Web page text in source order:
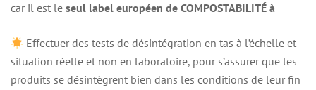
car il est le seul label européen de COMPOSTABILITÉ à
Effectuer des tests de désintégration en tas à l’échelle et
situation réelle et non en laboratoire, pour s’assurer que les
produits se désintègrent bien dans les conditions de leur fin